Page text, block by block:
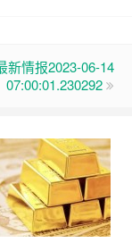
新情报2023-06-14
07:00:01.230292